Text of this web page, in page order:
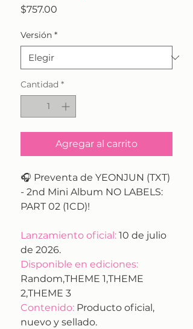
$757.00
Versión *
Cantidad *
Agregar al carrito
🎧 Preventa de YEONJUN (TXT)
- 2nd Mini Album NO LABELS:
PART 02 (1CD)!
Lanzamiento oficial: 10 de julio
de 2026.
Disponible en ediciones:
Random,THEME 1,THEME
2,THEME 3
Contenido: Producto oficial,
nuevo y sellado.